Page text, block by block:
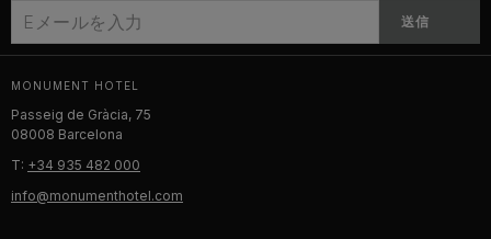
送信
MONUMENT HOTEL
Passeig de Gràcia, 75
08008 Barcelona
T: +34 935 482 000
info@monumenthotel.com